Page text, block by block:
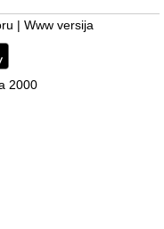
Www versija
2000